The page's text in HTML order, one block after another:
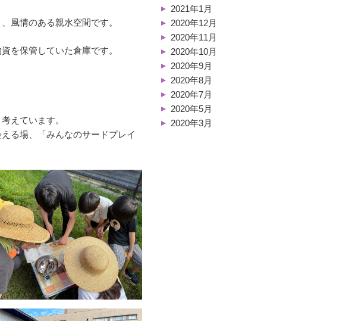
風情のある親水空間です。
を保管していた倉庫です。
えています。
る場、「みんなのサードプレイ
2021年1月
2020年12月
2020年11月
2020年10月
2020年9月
2020年8月
2020年7月
2020年5月
2020年3月